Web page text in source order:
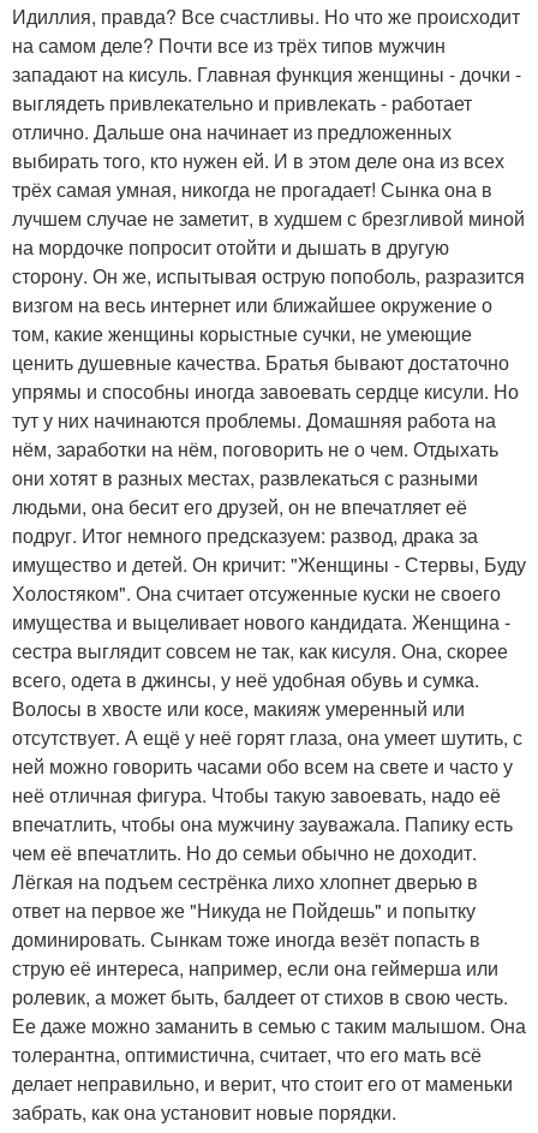
Идиллия, правда? Все счастливы. Но что же происходит
на самом деле? Почти все из трёх типов мужчин
западают на кисуль. Главная функция женщины - дочки -
выглядеть привлекательно и привлекать - работает
отлично. Дальше она начинает из предложенных
выбирать того, кто нужен ей. И в этом деле она из всех
трёх самая умная, никогда не прогадает! Сынка она в
лучшем случае не заметит, в худшем с брезгливой миной
на мордочке попросит отойти и дышать в другую
сторону. Он же, испытывая острую попоболь, разразится
визгом на весь интернет или ближайшее окружение о
том, какие женщины корыстные сучки, не умеющие
ценить душевные качества. Братья бывают достаточно
упрямы и способны иногда завоевать сердце кисули. Но
тут у них начинаются проблемы. Домашняя работа на
нём, заработки на нём, поговорить не о чем. Отдыхать
они хотят в разных местах, развлекаться с разными
людьми, она бесит его друзей, он не впечатляет её
подруг. Итог немного предсказуем: развод, драка за
имущество и детей. Он кричит: "Женщины - Стервы, Буду
Холостяком". Она считает отсуженные куски не своего
имущества и выцеливает нового кандидата. Женщина -
сестра выглядит совсем не так, как кисуля. Она, скорее
всего, одета в джинсы, у неё удобная обувь и сумка.
Волосы в хвосте или косе, макияж умеренный или
отсутствует. А ещё у неё горят глаза, она умеет шутить, с
ней можно говорить часами обо всем на свете и часто у
неё отличная фигура. Чтобы такую завоевать, надо её
впечатлить, чтобы она мужчину зауважала. Папику есть
чем её впечатлить. Но до семьи обычно не доходит.
Лёгкая на подъем сестрёнка лихо хлопнет дверью в
ответ на первое же "Никуда не Пойдешь" и попытку
доминировать. Сынкам тоже иногда везёт попасть в
струю её интереса, например, если она геймерша или
ролевик, а может быть, балдеет от стихов в свою честь.
Ее даже можно заманить в семью с таким малышом. Она
толерантна, оптимистична, считает, что его мать всё
делает неправильно, и верит, что стоит его от маменьки
забрать, как она установит новые порядки.